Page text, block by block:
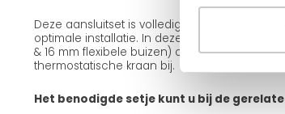
Deze aansluitset is volledig passend bij
optimale installatie. In deze set zitten alle
& 16 mm flexibele buizen) om de radiator
thermostatische kraan bij.
Het benodigde setje kunt u bij de